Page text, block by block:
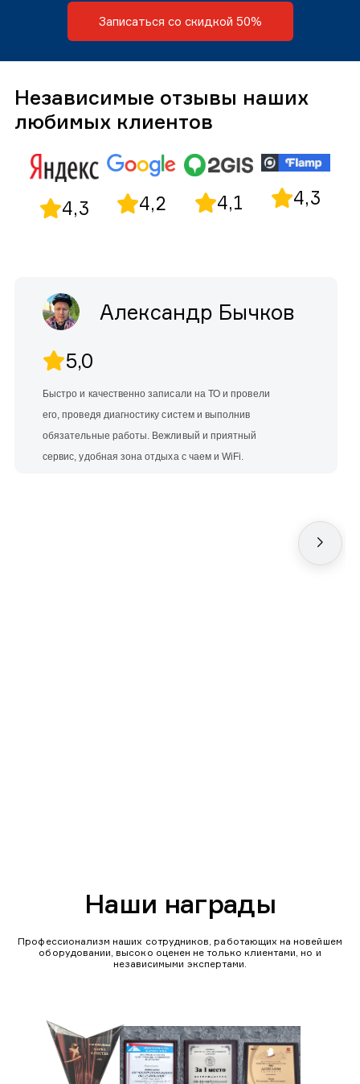
Записаться со скидкой 50%
Независимые отзывы наших
любимых клиентов
4,3 4,2 4,1 4,3
Александр Бычков
5,0
Быстро и качественно записали на ТО и провели
его, проведя диагностику систем и выполнив
обязательные работы. Вежливый и приятный
сервис, удобная зона отдыха с чаем и WiFi.
Наши награды
Профессионализм наших сотрудников, работающих на новейшем
оборудовании, высоко оценен не только клиентами, но и
независимыми экспертами.